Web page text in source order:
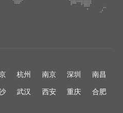
杭州 南京 深圳
南昌
武汉 西安 重庆 合肥